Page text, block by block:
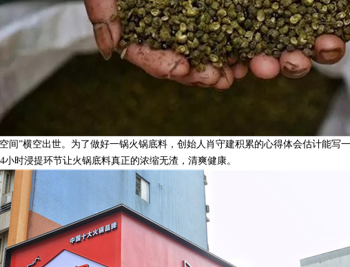
间”横空出世。为了做好一锅火锅底料， 创始人 肖守建积累的心得体会估计能写
小时浸提环节让火锅底料真正的浓缩无渣，清爽健康。